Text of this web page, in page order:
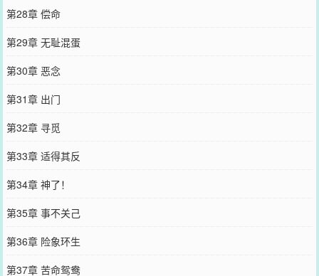
第28章 偿命
第29章 无耻混蛋
第30章 恶念
第31章 出门
第32章 寻觅
第33章 适得其反
第34章 神了！
第35章 事不关己
第36章 险象环生
第37章 苦命鸳鸯